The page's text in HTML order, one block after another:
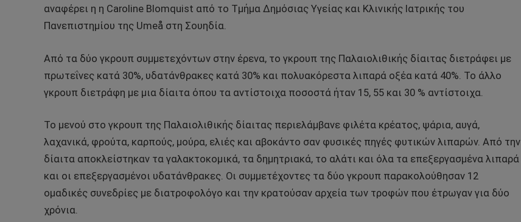
αναφέρει η η Caroline Blomquist από το Τμήμα Δημόσιας Υγείας και Κλινικής Ιατρικής του
Πανεπιστημίου της Umeå στη Σουηδία.
Από τα δύο γκρουπ συμμετεχόντων στην έρενα, το γκρουπ της Παλαιολιθικής δίαιτας διετράφει με
πρωτεΐνες κατά 30%, υδατάνθρακες κατά 30% και πολυακόρεστα λιπαρά οξέα κατά 40%. Το άλλο
γκρουπ διετράφη με μια δίαιτα όπου τα αντίστοιχα ποσοστά ήταν 15, 55 και 30 % αντίστοιχα.
Το μενού στο γκρουπ της Παλαιολιθικής δίαιτας περιελάμβανε φιλέτα κρέατος, ψάρια, αυγά,
λαχανικά, φρούτα, καρπούς, μούρα, ελιές και αβοκάντο σαν φυσικές πηγές φυτικών λιπαρών. Από την
δίαιτα αποκλείστηκαν τα γαλακτοκομικά, τα δημητριακά, το αλάτι και όλα τα επεξεργασμένα λιπαρά
και οι επεξεργασμένοι υδατάνθρακες. Οι συμμετέχοντες τα δύο γκρουπ παρακολούθησαν 12
ομαδικές συνεδρίες με διατροφολόγο και την κρατούσαν αρχεία των τροφών που έτρωγαν για δύο
χρόνια.